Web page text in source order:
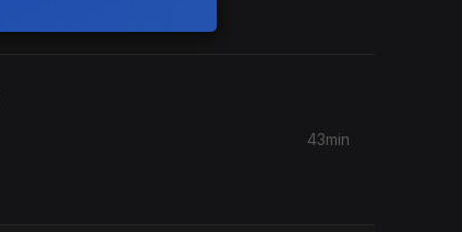
43min